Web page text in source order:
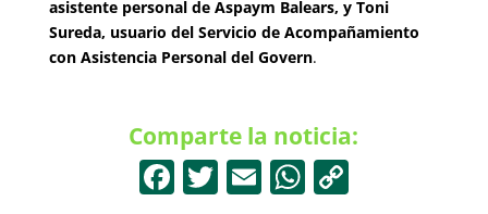
asistente personal de Aspaym Balears, y Toni
Sureda, usuario del Servicio de Acompañamiento
con Asistencia Personal del Govern.
Comparte la noticia:
F T E W